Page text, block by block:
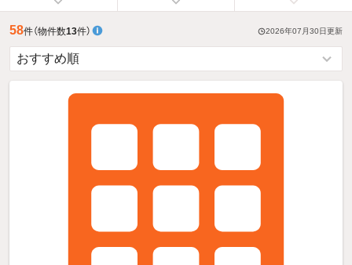
58件（物件数13件） 2026年07月30日更新